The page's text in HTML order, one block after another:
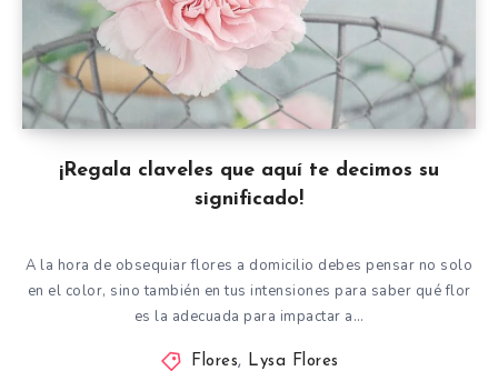
¡Regala claveles que aquí te decimos su
significado!
A la hora de obsequiar flores a domicilio debes pensar no solo
en el color, sino también en tus intensiones para saber qué flor
es la adecuada para impactar a…
Flores, Lysa Flores